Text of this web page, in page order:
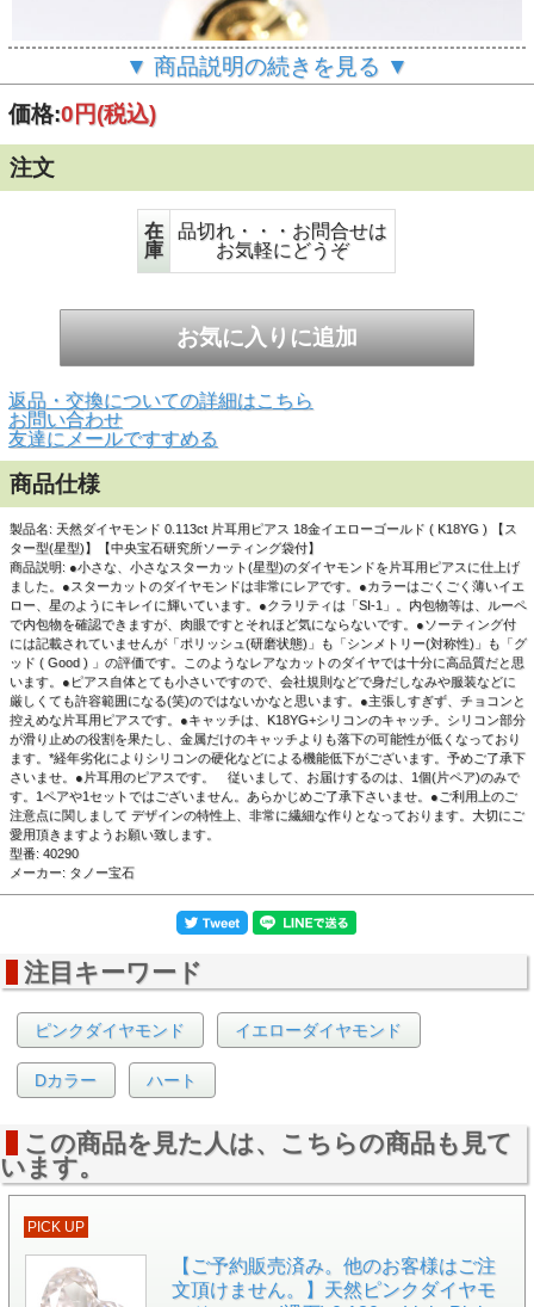
▲正面画像 白い背景で撮影しました。シンプルです。余
計なものは何もありません。小さな小さなスターカット(星
とても小さなスターカット(星型)なので、主張しすぎず、程
よくチョコンと可愛らしく耳元を飾ってくれます。あまり
目立たせたくない方にはオススメです。
▲正面画像 黒い背景で撮影しました。
▼ 商品説明の続きを見る ▼
価格:0円(税込)
注文
在
庫
品切れ・・・お問合せは
お気軽にどうぞ
返品・交換についての詳細はこちら
お問い合わせ
友達にメールですすめる
商品仕様
製品名: 天然ダイヤモンド 0.113ct 片耳用ピアス 18金イエローゴールド ( K18YG ) 【ス
ター型(星型)】【中央宝石研究所ソーティング袋付】
商品説明: ●小さな、小さなスターカット(星型)のダイヤモンドを片耳用ピアスに仕上げ
ました。●スターカットのダイヤモンドは非常にレアです。●カラーはごくごく薄いイエ
ロー、星のようにキレイに輝いています。●クラリティは「SI-1」。内包物等は、ルーペ
で内包物を確認できますが、肉眼ですとそれほど気にならないです。●ソーティング付
には記載されていませんが「ポリッシュ(研磨状態)」も「シンメトリー(対称性)」も「グ
ッド ( Good ) 」の評価です。このようなレアなカットのダイヤでは十分に高品質だと思
います。●ピアス自体とても小さいですので、会社規則などで身だしなみや服装などに
厳しくても許容範囲になる(笑)のではないかなと思います。●主張しすぎず、チョコンと
控えめな片耳用ピアスです。●キャッチは、K18YG+シリコンのキャッチ。シリコン部分
が滑り止めの役割を果たし、金属だけのキャッチよりも落下の可能性が低くなっており
ます。*経年劣化によりシリコンの硬化などによる機能低下がございます。予めご了承下
さいませ。●片耳用のピアスです。 従いまして、お届けするのは、1個(片ペア)のみで
す。1ペアや1セットではございません。あらかじめご了承下さいませ。●ご利用上のご
注意点に関しまして デザインの特性上、非常に繊細な作りとなっております。大切にご
愛用頂きますようお願い致します。
型番: 40290
メーカー: タノー宝石
注目キーワード
ピンクダイヤモンド イエローダイヤモンド
Dカラー ハート
この商品を見た人は、こちらの商品も見て
います。
PICK UP
【ご予約販売済み。他のお客様はご注
文頂けません。】天然ピンクダイヤモ